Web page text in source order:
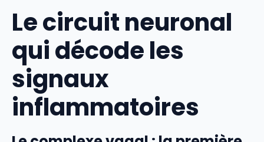
Le circuit neuronal
qui décode les
signaux
inflammatoires